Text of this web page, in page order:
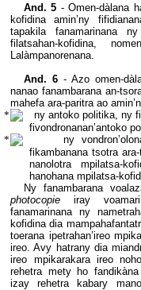
And. 5 - Omen-dàlana
kofidina amin’ny
tapakila fanamarinana
filatsahan-kofidina,
Lalàmpanorenana.
And. 6- Azo omen-
nanao fanambarana an-
mahefa ara-paritra ao
ny antoko politika, ny
fivondronanan’antoko
ny
fikambanana tsotra
nanolotra mpilatsa-
hanohana mpilatsa-
Ny fanambarana
photocopieiray
fanamarinana ny
kofidina dia
toerana ipetrahan’ireo
ireo. Avy hatrany dia
ireo mpikarakara ireo
rehetra mety ho
izay rehetra kabary